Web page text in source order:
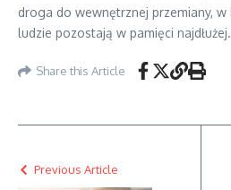
droga do wewnętrznej przemiany,
ludzie pozostają w pamięci najdłużej.
Share this Article
Previous Article